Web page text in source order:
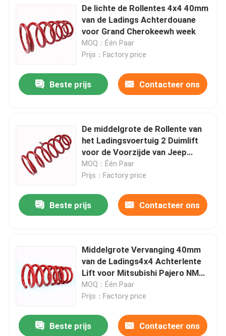
De lichte de Rollentes 4x4 40mm
van de Ladings Achterdouane
voor Grand Cherokeewh week
MOQ：Één Paar
Prijs：Factory price
Beste prijs Contacteer ons
De middelgrote de Rollente van
het Ladingsvoertuig 2 Duimlift
voor de Voorzijde van Jeep
Wrangler JL
MOQ：Één Paar
Prijs：Factory price
Beste prijs Contacteer ons
Middelgrote Vervanging 40mm
van de Ladings4x4 Achterlente
Lift voor Mitsubishi Pajero NM
NX
MOQ：Één Paar
Prijs：Factory price
Beste prijs Contacteer ons